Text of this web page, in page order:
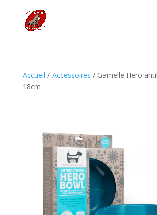
Accueil / Accessoires / Gamelle Hero
18cm